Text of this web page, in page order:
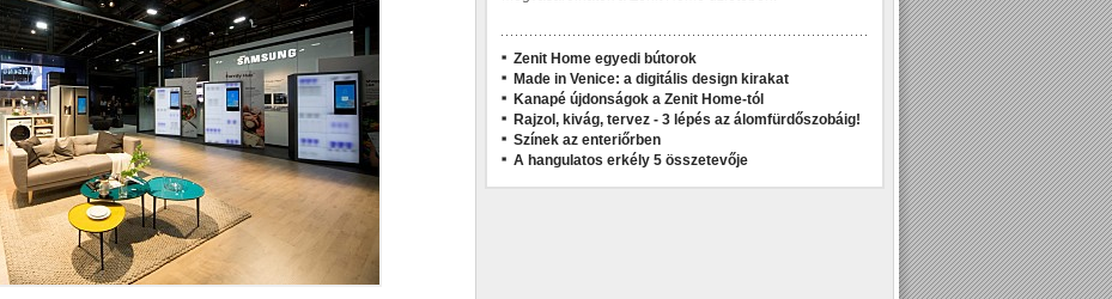
Zenit Home egyedi bútorok
Made in Venice: a digitális design kirakat
Kanapé újdonságok a Zenit Home-tól
Rajzol, kivág, tervez - 3 lépés az álomfürdőszobáig!
Színek az enteriőrben
A hangulatos erkély 5 összetevője